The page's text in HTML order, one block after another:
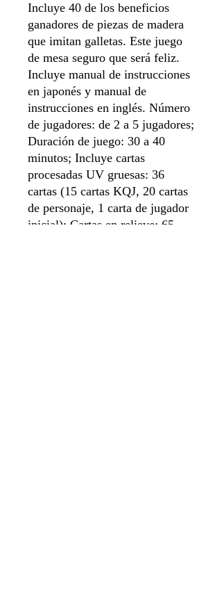
Incluye 40 de los beneficios
ganadores de piezas de madera
que imitan galletas. Este juego
de mesa seguro que será feliz.
Incluye manual de instrucciones
en japonés y manual de
instrucciones en inglés. Número
de jugadores: de 2 a 5 jugadores;
Duración de juego: 30 a 40
minutos; Incluye cartas
procesadas UV gruesas: 36
cartas (15 cartas KQJ, 20 cartas
de personaje, 1 carta de jugador
inicial); Cartas en relieve: 65